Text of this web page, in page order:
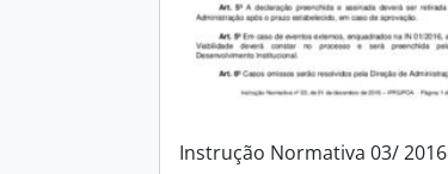
Instrução Normativa 03/ 2016